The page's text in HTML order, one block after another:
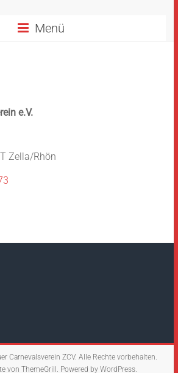
Menü
e.V.
Zella/Rhön
Carnevalsverein ZCV. Alle Rechte vorbehalten.
von ThemeGrill. Powered by WordPress.